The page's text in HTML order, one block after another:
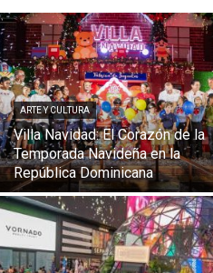
ARTE Y CULTURA
Villa Navidad: El Corazón de la
Temporada Navideña en la
República Dominicana